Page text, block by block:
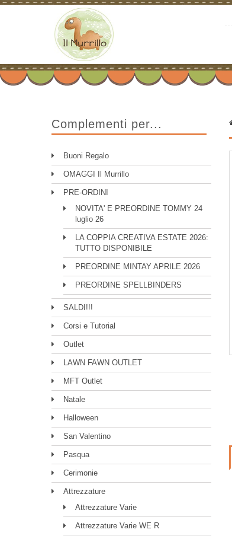
Complementi per...
Buoni Regalo
OMAGGI Il Murrillo
PRE-ORDINI
NOVITA' E PREORDINE TOMMY 24
luglio 26
LA COPPIA CREATIVA ESTATE 2026:
TUTTO DISPONIBILE
PREORDINE MINTAY APRILE 2026
PREORDINE SPELLBINDERS
SALDI!!!
Corsi e Tutorial
Outlet
LAWN FAWN OUTLET
MFT Outlet
Natale
Halloween
San Valentino
Pasqua
Cerimonie
Attrezzature
Attrezzature Varie
Attrezzature Varie WE R